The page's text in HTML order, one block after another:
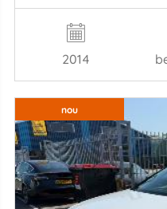
2014
nou